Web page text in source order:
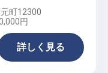
町12300
円
詳しく見る